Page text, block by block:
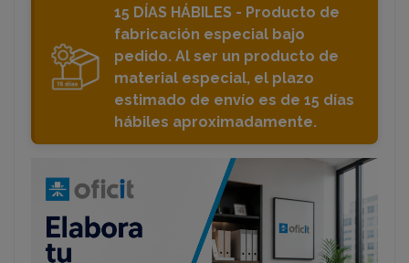
15 DÍAS HÁBILES - Producto de
fabricación especial bajo
pedido. Al ser un producto de
material especial, el plazo
estimado de envío es de 15 días
hábiles aproximadamente.